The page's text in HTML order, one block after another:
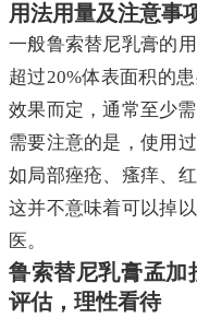
用法用量及注意事
一般鲁索替尼乳膏的
超过20%体表面积的
效果而定，通常至少
需要注意的是，使用
如局部痤疮、瘙痒、
这并不意味着可以掉
医。
鲁索替尼乳膏孟加
评估，理性看待